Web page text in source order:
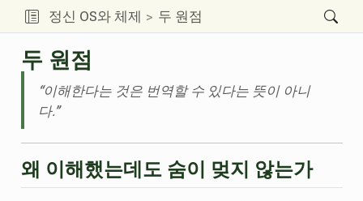
정신 OS와 체제 두 원점
두 원점
“이해한다는 것은 번역할 수 있다는 뜻이 아니
다.”
왜 이해했는데도 숨이 멎지 않는가